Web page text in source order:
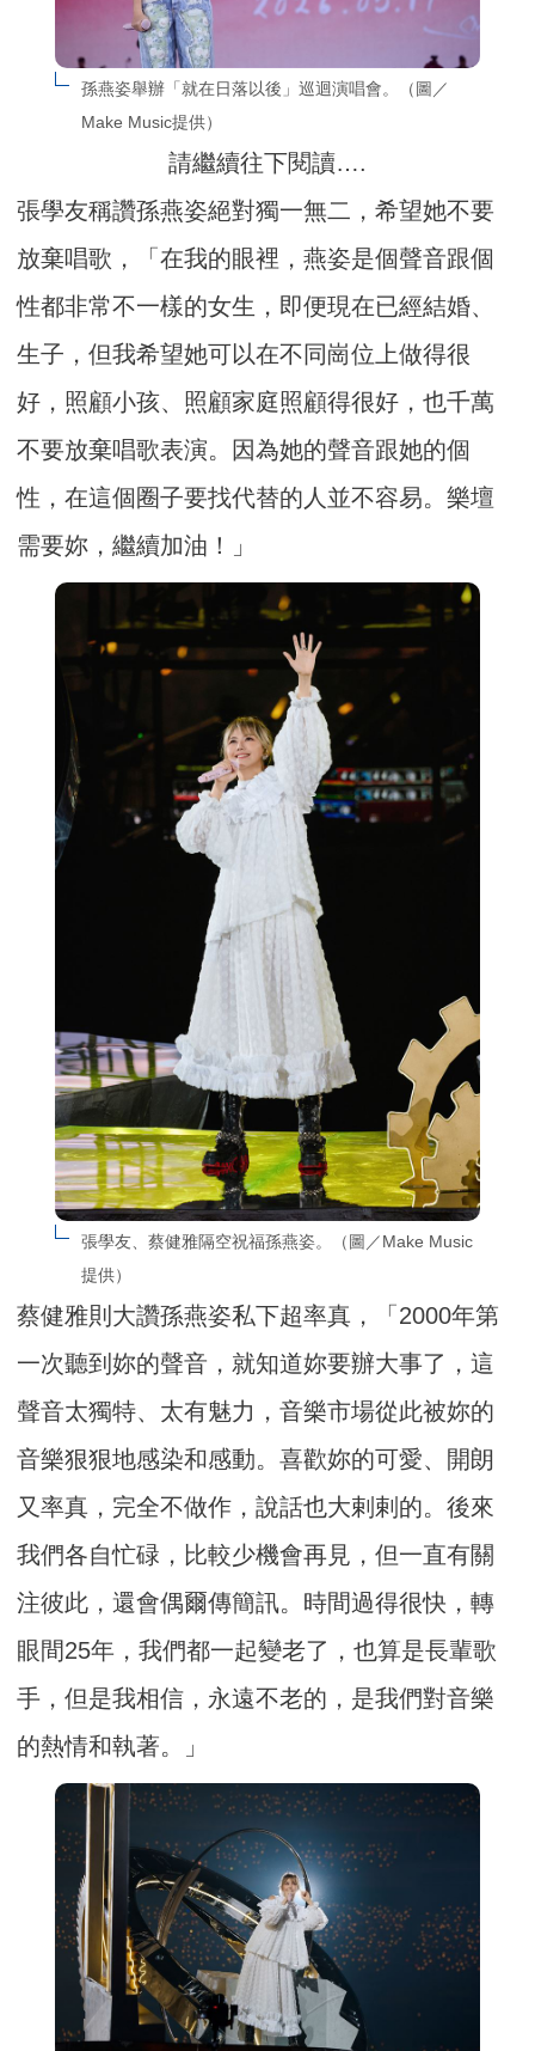
孫燕姿舉辦「就在日落以後」巡迴演唱會。（圖／
Make Music提供）
請繼續往下閱讀….
張學友稱讚孫燕姿絕對獨一無二，希望她不要
放棄唱歌，「在我的眼裡，燕姿是個聲音跟個
性都非常不一樣的女生，即便現在已經結婚、
生子，但我希望她可以在不同崗位上做得很
好，照顧小孩、照顧家庭照顧得很好，也千萬
不要放棄唱歌表演。因為她的聲音跟她的個
性，在這個圈子要找代替的人並不容易。樂壇
需要妳，繼續加油！」
張學友、蔡健雅隔空祝福孫燕姿。（圖／Make Music
提供）
蔡健雅則大讚孫燕姿私下超率真，「2000年第
一次聽到妳的聲音，就知道妳要辦大事了，這
聲音太獨特、太有魅力，音樂市場從此被妳的
音樂狠狠地感染和感動。喜歡妳的可愛、開朗
又率真，完全不做作，說話也大剌剌的。後來
我們各自忙碌，比較少機會再見，但一直有關
注彼此，還會偶爾傳簡訊。時間過得很快，轉
眼間25年，我們都一起變老了，也算是長輩歌
手，但是我相信，永遠不老的，是我們對音樂
的熱情和執著。」